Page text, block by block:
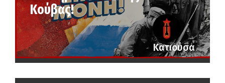
Κούβας!
Κατιούσα